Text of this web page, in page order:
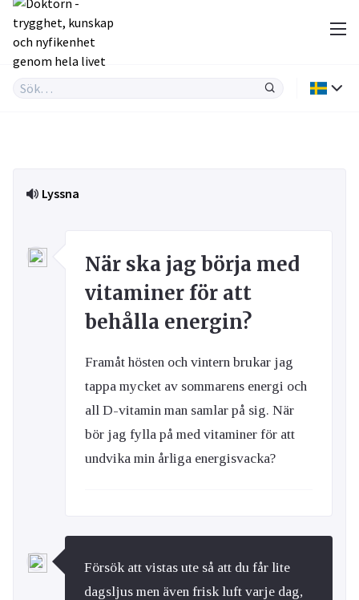
Lyssna
När ska jag börja med
vitaminer för att
behålla energin?
Framåt hösten och vintern brukar jag
tappa mycket av sommarens energi och
all D-vitamin man samlar på sig. När
bör jag fylla på med vitaminer för att
undvika min årliga energisvacka?
Försök att vistas ute så att du får lite
dagsljus men även frisk luft varje dag,